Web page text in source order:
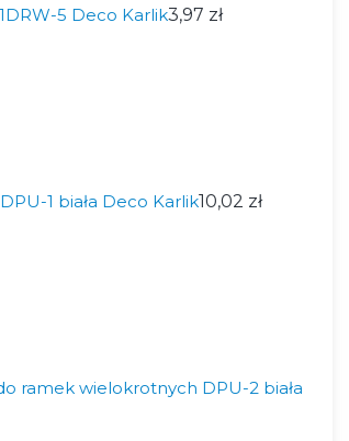
5 Deco Karlik3,97 zł
1 biała Deco Karlik10,02 zł
ramek wielokrotnych DPU-2 biała